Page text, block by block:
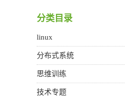
分类目录
linux
分布式系统
思维训练
技术专题